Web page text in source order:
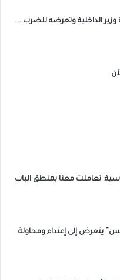
الداخلية وتعرضه للضرب …
تعاملت معنا بمنطق الباب
يتعرض إلى إعتداء ومحاولة